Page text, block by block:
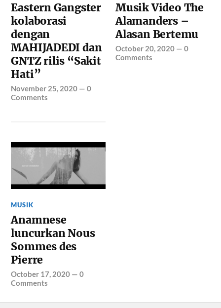
Eastern Gangster
kolaborasi
dengan
MAHIJADEDI dan
GNTZ rilis “Sakit
Hati”
November 25, 2020 —0
Comments
Musik Video The
Alamanders –
Alasan Bertemu
October 20, 2020 —0
Comments
MUSIK
Anamnese
luncurkan Nous
Sommes des
Pierre
October 17, 2020 —0
Comments